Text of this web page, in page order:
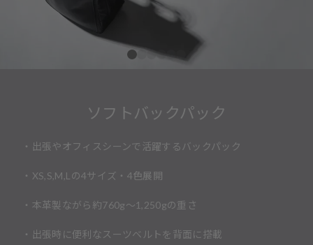
ソフトバックパック
・出張やオフィスシーンで活躍するバックパック
・XS,S,M,Lの4サイズ・4色展開
・本革製ながら約760g〜1,250gの重さ
・出張時に便利なスーツベルトを背面に搭載